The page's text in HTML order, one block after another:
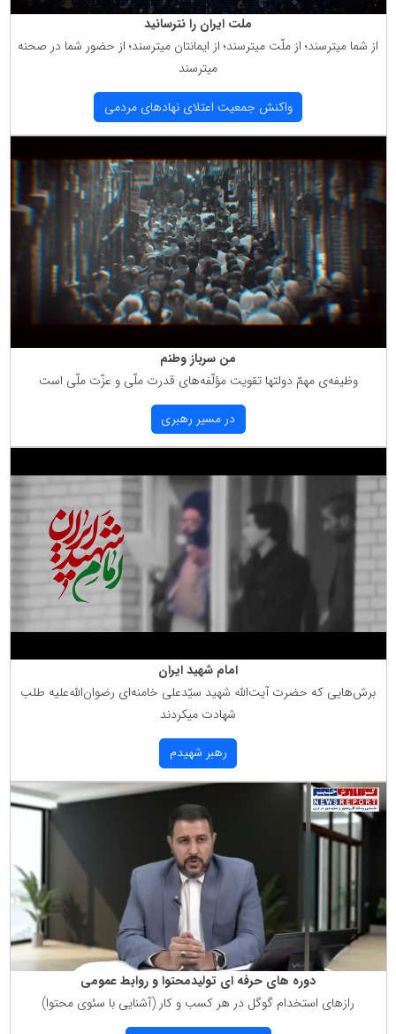
ملت ایران را نترسانید
از شما میترسند؛ از ملّت میترسند؛ از ایمانتان میترسند؛ از حضور شما در صحنه
میترسند
واكنش جمعیت اعتلای نهادهای مردمی
من سرباز وطنم
وظیفه‌ی مهمّ دولتها تقویت مؤلّفه‌های قدرت ملّی و عزّت ملّی است
در مسیر رهبری
امام شهید ایران
برش‌هایی كه حضرت آیت‌الله شهید سیّدعلی خامنه‌ای رضوان‌الله‌علیه طلب
شهادت میكردند
رهبر شهیدم
دوره های حرفه ای تولیدمحتوا و روابط عمومی
رازهای استخدام گوگل در هر كسب و كار (آشنایی با سئوی محتوا)